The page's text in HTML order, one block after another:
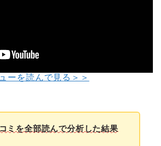
ーを読んで見る＞＞
ミを全部読んで分析した結果